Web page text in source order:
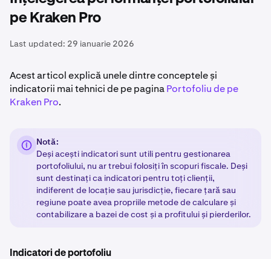
pe Kraken Pro
Last updated: 29 ianuarie 2026
Acest articol explică unele dintre conceptele și
indicatorii mai tehnici de pe paginaPortofoliu de pe
Kraken Pro.
Notă:
Deși acești indicatori sunt utili pentru gestionarea
portofoliului, nu ar trebui folosiți în scopuri fiscale. Deși
sunt destinați ca indicatori pentru toți clienții,
indiferent de locație sau jurisdicție, fiecare țară sau
regiune poate avea propriile metode de calculare și
contabilizare a bazei de cost și a profitului și pierderilor.
Indicatori de portofoliu